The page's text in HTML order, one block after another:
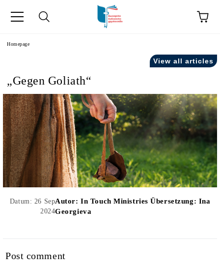
Homepage
View all articles
„Gegen Goliath“
Datum: 26 Sep
2024
Autor: In Touch Ministries Übersetzung: Ina
Georgieva
Post comment